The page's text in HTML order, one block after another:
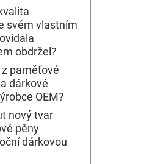
svém vlastním
obdržel?
paměťové
dárkové
OEM?
nový tvar
pěny
dárkovou